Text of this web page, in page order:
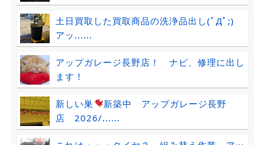
土日買取した買取商品の洗浄品出し(ﾟДﾟ;)
アッ......
アップガレージ長野店！ ナビ、修理に出し
ます！
新しい巣
新築中 アップガレージ長野
店 2026/......